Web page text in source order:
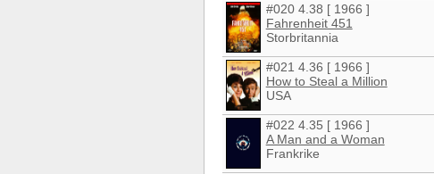
#020 4.38 [ 1966 ]
Fahrenheit 451
Storbritannia
#021 4.36 [ 1966 ]
How to Steal a Million
USA
#022 4.35 [ 1966 ]
A Man and a Woman
Frankrike